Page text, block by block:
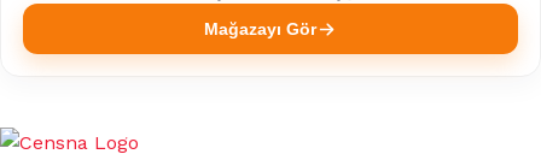
Mağazayı Gör